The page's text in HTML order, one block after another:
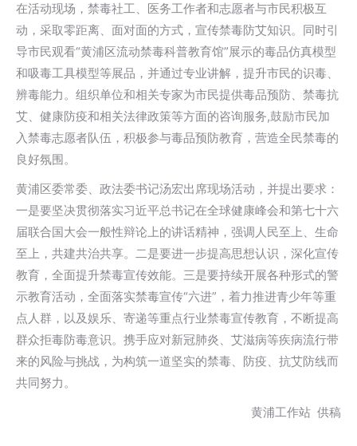
在活动现场，禁毒社工、医务工作者和志愿者与市民积极互
动，采取零距离、面对面的方式，宣传禁毒防艾知识。同时引
导市民观看“黄浦区流动禁毒科普教育馆”展示的毒品仿真模型
和吸毒工具模型等展品，并通过专业讲解，提升市民的识毒、
辨毒能力。组织单位和相关专家为市民提供毒品预防、禁毒抗
艾、健康防疫和相关法律政策等方面的咨询服务,鼓励市民加
入禁毒志愿者队伍，积极参与毒品预防教育，营造全民禁毒的
良好氛围。
黄浦区委常委、政法委书记汤宏出席现场活动，并提出要求：
一是要坚决贯彻落实习近平总书记在全球健康峰会和第七十六
届联合国大会一般性辩论上的讲话精神，强调人民至上、生命
至上，共建共治共享。二是要进一步提高思想认识，深化宣传
教育，全面提升禁毒宣传效能。三是要持续开展各种形式的警
示教育活动，全面落实禁毒宣传“六进”，着力推进青少年等重
点人群，以及娱乐、寄递等重点行业禁毒宣传教育，不断提高
群众拒毒防毒意识。携手应对新冠肺炎、艾滋病等疾病流行带
来的风险与挑战，为构筑一道坚实的禁毒、防疫、抗艾防线而
共同努力。
黄浦工作站 供稿